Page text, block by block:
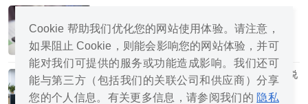
2026-08-04
微软称8GB内存对运行Windows 11的用户来说
应该够了
Cookie 帮助我们优化您的网站使用体验。请注意，
如果阻止 Cookie，则能会影响您的网站体验，并可
能对我们可提供的服务或功能造成影响。我们还可
能与第三方（包括我们的关联公司和供应商）分享
您的个人信息。有关更多信息，请参阅我们的 隐私